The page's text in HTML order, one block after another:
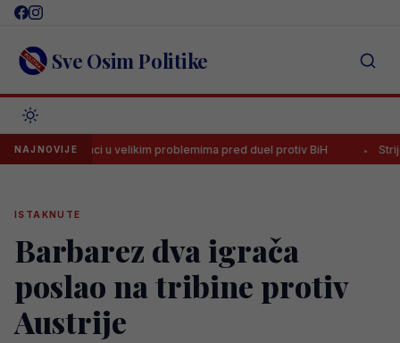
Skip
content Sve Osim Politike
NAJNOVIJE
u velikim problemima pred duel protiv BiH Strijelac Zmajeva
ISTAKNUTE
Barbarez dva igrača
poslao na tribine protiv
Austrije